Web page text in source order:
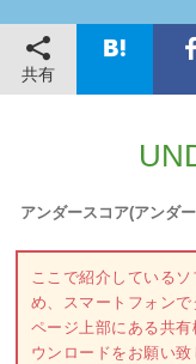
共有
アンダースコア(アンダ
ここで紹介している
め、スマートフォンで
ページ上部にある共
ウンロードをお願い致